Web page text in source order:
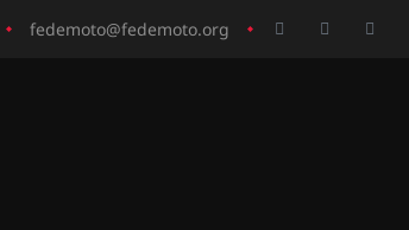
fedemoto@fedemoto.org